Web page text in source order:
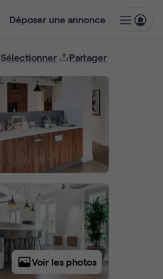
Déposer une annonce
Sélectionner Partager
Voir les photos